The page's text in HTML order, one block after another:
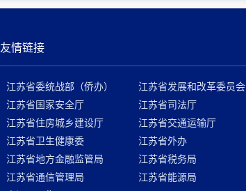
友情链接
江苏省委统战部（侨办） 江苏省发展和改革委员会
江苏省国家安全厅 江苏省司法厅
江苏省住房城乡建设厅 江苏省交通运输厅
江苏省卫生健康委 江苏省外办
江苏省地方金融监管局 江苏省税务局
江苏省通信管理局 江苏省能源局